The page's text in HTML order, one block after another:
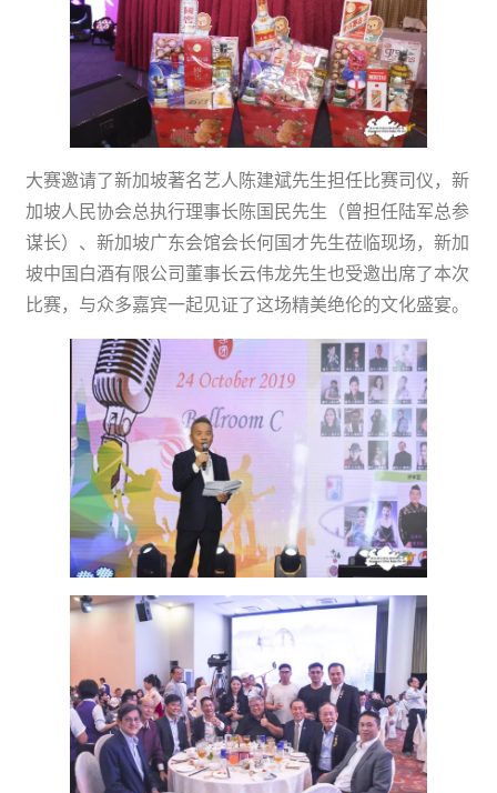
大赛邀请了新加坡著名艺人陈建斌先生担任比赛司仪，新
加坡人民协会总执行理事长陈国民先生（曾担任陆军总参
谋长）、新加坡广东会馆会长何国才先生莅临现场，新加
坡中国白酒有限公司董事长云伟龙先生也受邀出席了本次
比赛，与众多嘉宾一起见证了这场精美绝伦的文化盛宴。